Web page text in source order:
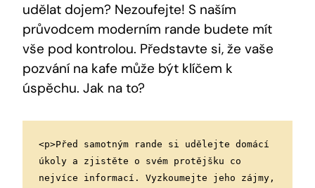
udělat dojem? Nezoufejte! S naším
průvodcem moderním rande budete mít
vše pod kontrolou. Představte si, že vaše
pozvání na kafe může být klíčem k
úspěchu. Jak na to?
<p>Před samotným rande si udělejte domácí
úkoly a zjistěte o svém protějšku co
nejvíce informací. Vyzkoumejte jeho zájmy,